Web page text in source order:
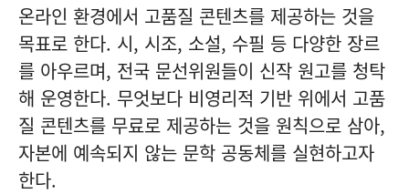
온라인 환경에서 고품질 콘텐츠를 제공하는 것을
목표로 한다. 시, 시조, 소설, 수필 등 다양한 장르
를 아우르며, 전국 문선위원들이 신작 원고를 청탁
해 운영한다. 무엇보다 비영리적 기반 위에서 고품
질 콘텐츠를 무료로 제공하는 것을 원칙으로 삼아,
자본에 예속되지 않는 문학 공동체를 실현하고자
한다.